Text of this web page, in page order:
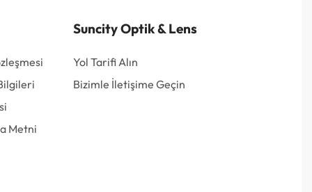
Metni
Suncity Optik & Lens
Yol Tarifi Alın
Bizimle İletişime Geçin